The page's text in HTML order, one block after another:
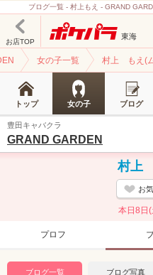
ブログ一覧 - 村上もえ - GRAND
お店TOP
東海
女の子一覧 村上 もえ(
トップ 女の子 ブログ
豊田キャバクラ
GRAND GARDEN
村上
お
本日8日
プロフ
ブログ一覧 ブログ写真